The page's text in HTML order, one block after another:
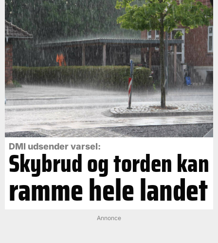
DMI udsender varsel:
Skybrud og torden kan
ramme hele landet
Annonce